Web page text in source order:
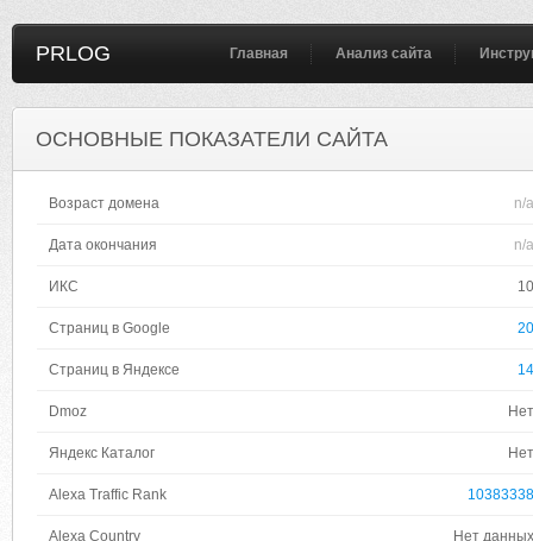
PRLOG Главная Анализ сайта
ОСНОВНЫЕ ПОКАЗАТЕЛИ САЙТА
Возраст домена n/a
Дата окончания n/a
ИКС 10
Страниц в Google 20
Страниц в Яндексе 14
Dmoz Нет
Яндекс Каталог Нет
Alexa Traffic Rank 10383338
Alexa Country Нет данных